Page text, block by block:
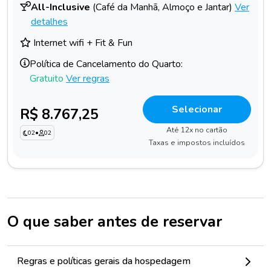
All-Inclusive (Café da Manhã, Almoço e Jantar) Ver
detalhes
Internet wifi + Fit & Fun
Política de Cancelamento do Quarto:
Gratuito Ver regras
R$ 8.767,25
02• 02
Selecionar
Até 12x no cartão
Taxas e impostos incluídos
O que saber antes de reservar
Regras e políticas gerais da hospedagem